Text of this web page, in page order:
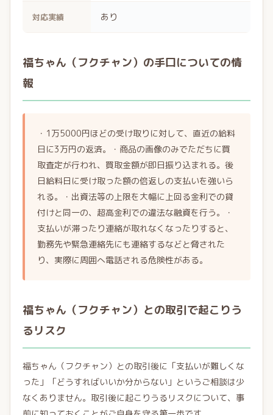
対応実績 あり
福ちゃん（フクチャン）の手口についての情
報
・1万5000円ほどの受け取りに対して、直近の給料
日に3万円の返済。・商品の画像のみでただちに買
取査定が行われ、買取金額が即日振り込まれる。後
日給料日に受け取った額の倍返しの支払いを強いら
れる。・出資法等の上限を大幅に上回る金利での貸
付けと同一の、超高金利での違法な融資を行う。・
支払いが滞ったり連絡が取れなくなったりすると、
勤務先や緊急連絡先にも連絡するなどと脅された
り、実際に周囲へ電話される危険性がある。
福ちゃん（フクチャン）との取引で起こりう
るリスク
福ちゃん（フクチャン）との取引後に「支払いが難しくな
った」「どうすればいいか分からない」というご相談は少
なくありません。取引後に起こりうるリスクについて、事